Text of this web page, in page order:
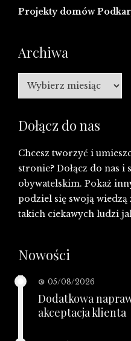
Projekty domów
Archiwa
Archiwa
Dołącz do nas
Chcesz tworzyć i
stronie? Dołącz do nas i
obywatelskim. Pokaż
podziel się swoją
takich ciekawych ludzi
Nowości
05/08/2026
Dodatkowa
akceptacja klienta